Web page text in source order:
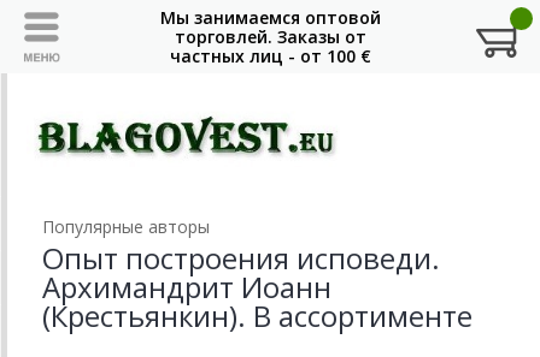
Популярные авторы
Опыт построения исповеди.
Архимандрит Иоанн
(Крестьянкин). В ассортименте